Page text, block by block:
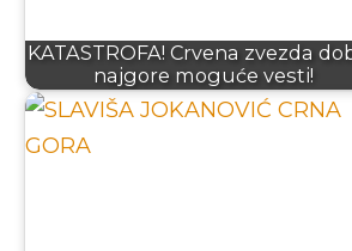
KATASTROFA! Crvena zvezda
najgore moguće vesti!